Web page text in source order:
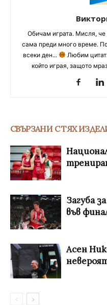
Обичам играта. Мисля,
сама преди много време.
всеки ден...
Любим
който играя, защото
СВЪРЗАНИ С ТЯХ
Загуба
във
Асен